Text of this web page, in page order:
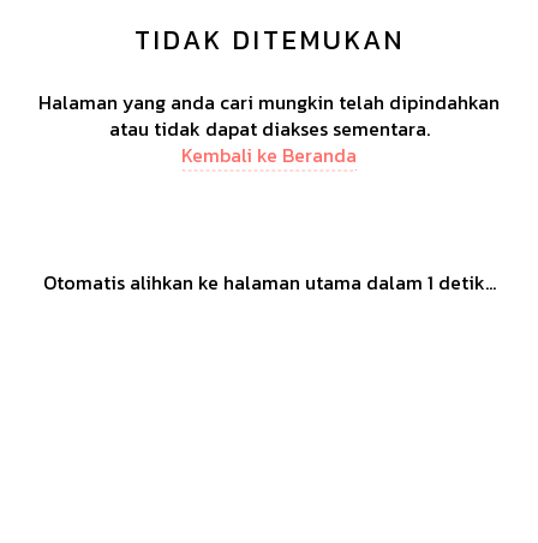
TIDAK DITEMUKAN
Halaman yang anda cari mungkin telah dipindahkan
atau tidak dapat diakses sementara.
Kembali ke Beranda
Otomatis alihkan ke halaman utama dalam 1 detik...